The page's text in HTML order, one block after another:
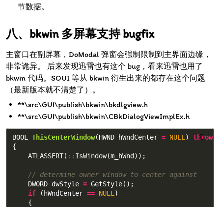
节数据。
bkwin 多屏幕支持 bugfix
主窗口在副屏幕，DoModal 弹窗会强制限制到主界面边缘，
非常诡异。 后来发现迅雷也有这个 bug，看来迅雷也用了
bkwin 代码。SOUI 等从 bkwin 衍生出来的都存在这个问题
（最新版本就不清楚了）。
**\src\GUI\publish\bkwin\bkdlgview.h
**\src\GUI\publish\bkwin\CBkDialogViewImplEx.h
📎
BOOL ThisCenterWindow(HWND hWndCenter = NULL ) throw()
{
ATLASSERT( ::IsWindow(m_hWnd ));
// determine owner window to center against
DWORD dwStyle = GetStyle();
if
( hWndCenter == NULL )
{